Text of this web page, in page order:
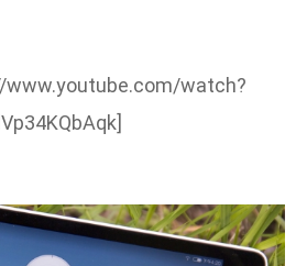
www.youtube.com/watch?